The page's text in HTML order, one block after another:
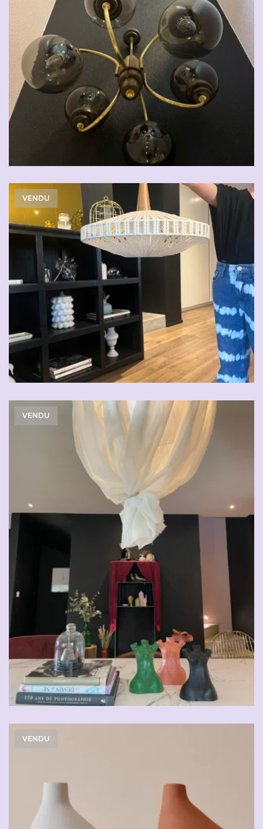
VENDU
VENDU
VENDU